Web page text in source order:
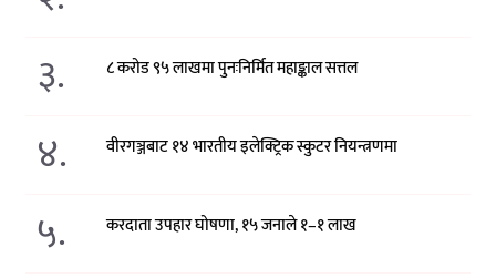
३. ८ करोड ९५ लाखमा पुनःनिर्मित महाङ्काल सत्तल
४. वीरगञ्जबाट १४ भारतीय इलेक्ट्रिक स्कुटर नियन्त्रणमा
५. करदाता उपहार घोषणा, १५ जनाले १–१ लाख